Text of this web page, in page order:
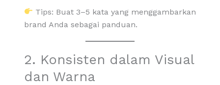
Tips: Buat 3–5 kata yang menggambarkan
brand Anda sebagai panduan.
2. Konsisten dalam Visual
dan Warna